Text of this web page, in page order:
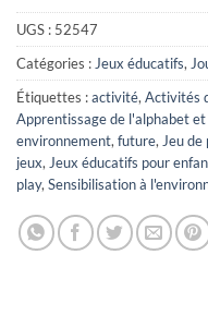
UGS : 52547
Catégories :Jeux éducatifs,
Étiquettes :activité,Activités
Apprentissage de l'alphabet et
environnement,future,Jeu de
jeux,Jeux éducatifs pour
play,Sensibilisation à